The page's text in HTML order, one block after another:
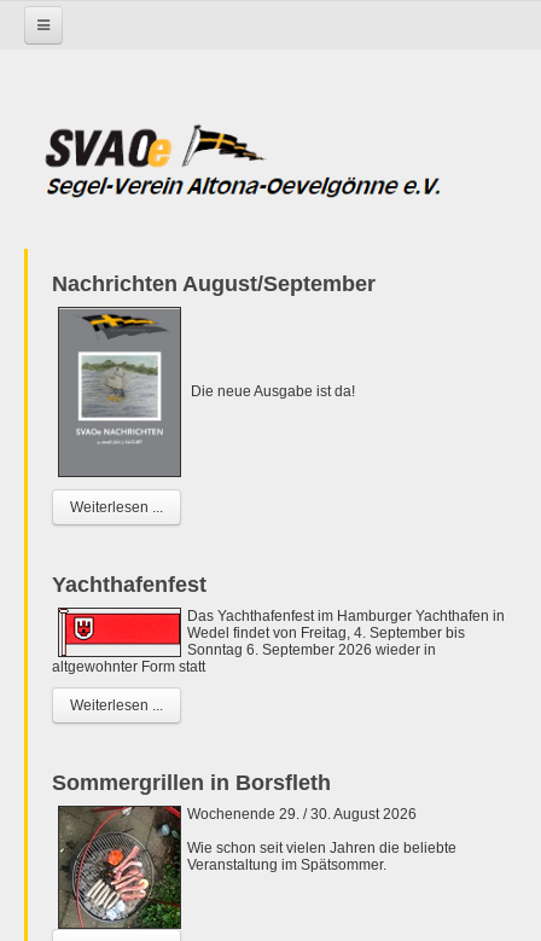
Nachrichten August/September
Die neue Ausgabe ist da!
Weiterlesen ...
Yachthafenfest
Das Yachthafenfest im Hamburger Yachthafen in
Wedel findet von Freitag, 4. September bis
Sonntag 6. September 2026 wieder in
altgewohnter Form statt
Weiterlesen ...
Sommergrillen in Borsfleth
Wochenende 29. / 30. August 2026
Wie schon seit vielen Jahren die beliebte
Veranstaltung im Spätsommer.